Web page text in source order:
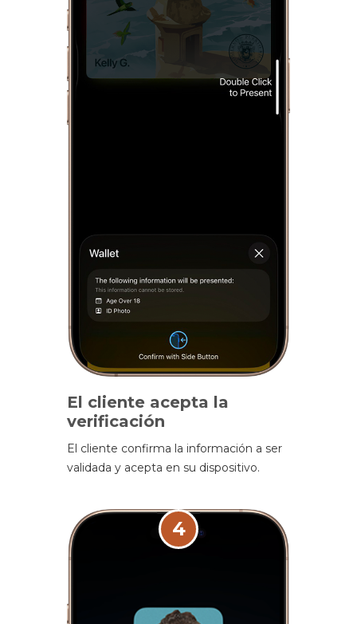
El cliente acepta la
verificación
El cliente confirma la información a ser
validada y acepta en su dispositivo.
4